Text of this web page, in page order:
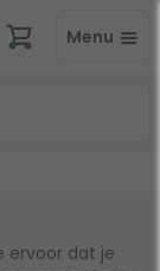
Menu
ervoor dat je